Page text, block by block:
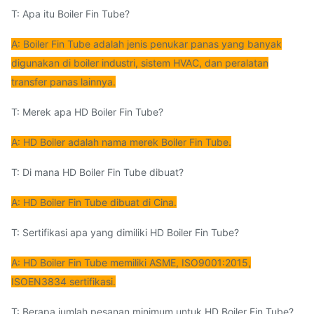
T: Apa itu Boiler Fin Tube?
A: Boiler Fin Tube adalah jenis penukar panas yang banyak
digunakan di boiler industri, sistem HVAC, dan peralatan
transfer panas lainnya.
T: Merek apa HD Boiler Fin Tube?
A: HD Boiler adalah nama merek Boiler Fin Tube.
T: Di mana HD Boiler Fin Tube dibuat?
A: HD Boiler Fin Tube dibuat di Cina.
T: Sertifikasi apa yang dimiliki HD Boiler Fin Tube?
A: HD Boiler Fin Tube memiliki ASME, ISO9001:2015,
ISOEN3834 sertifikasi.